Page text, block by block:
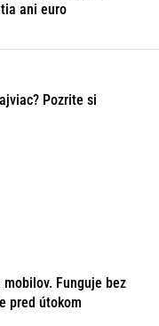
ani euro
Pozrite si
Funguje bez
pred útokom